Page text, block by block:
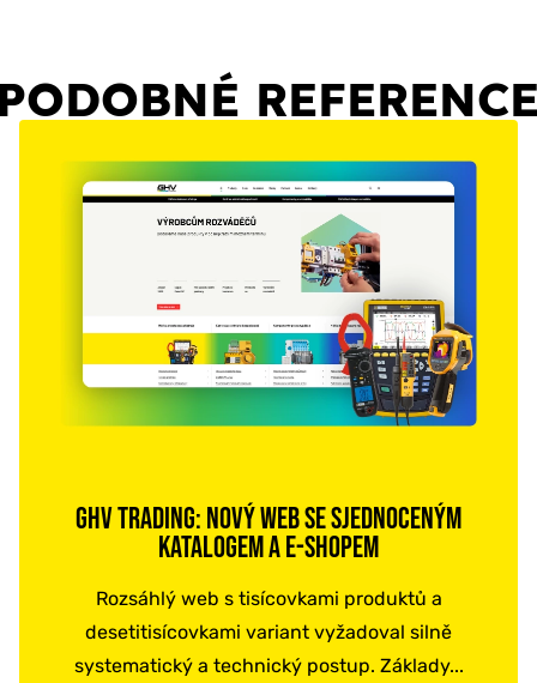
GHV TRADING: NOVÝ WEB SE SJEDNOCENÝM
KATALOGEM A E-SHOPEM
Rozsáhlý web s tisícovkami produktů a
desetitisícovkami variant vyžadoval silně
systematický a technický postup. Základy...